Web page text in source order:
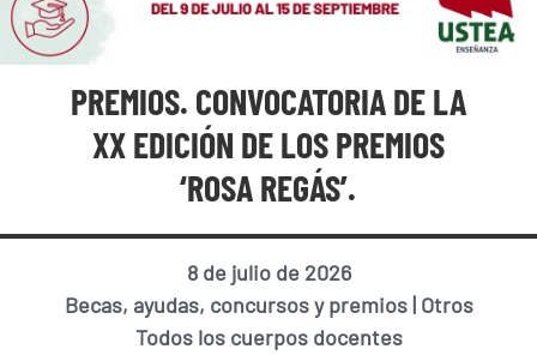
PREMIOS. CONVOCATORIA DE LA
XX EDICIÓN DE LOS PREMIOS
‘ROSA REGÁS’.
8 de julio de 2026
Becas, ayudas, concursos y premios| Otros
Todos los cuerpos docentes